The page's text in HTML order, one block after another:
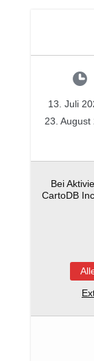
13. Juli
23. August
Bei
CartoDB